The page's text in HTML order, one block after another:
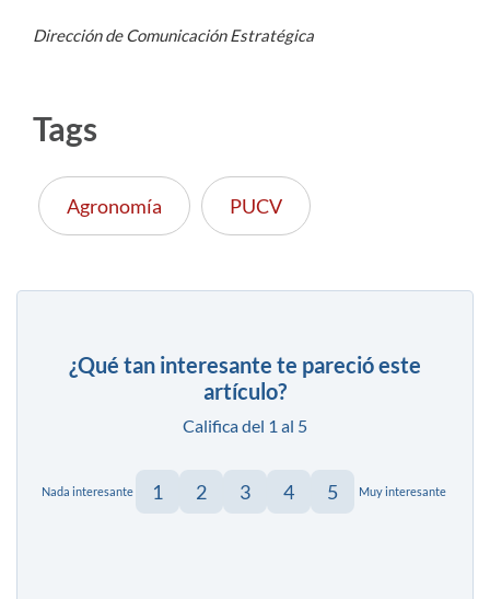
Dirección de Comunicación Estratégica
Tags
Agronomía PUCV
¿Qué tan interesante te pareció este
artículo?
Califica del 1 al 5
Nada interesante 1 2 3 4 5 Muy interesante